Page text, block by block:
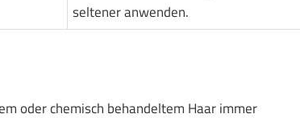
seltener anwenden.
oder chemisch behandeltem Haar immer